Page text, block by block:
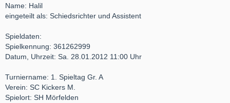
Name: Halil
eingeteilt als: Schiedsrichter und Assistent
Spieldaten:
Spielkennung: 361262999
Datum, Uhrzeit: Sa. 28.01.2012 11:00 Uhr
Turniername: 1. Spieltag Gr. A
Verein: SC Kickers M.
Spielort: SH Mörfelden